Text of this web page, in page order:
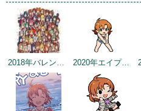
2018年バレンタインデー公式ツイート 2020年エイプリルフールネタ